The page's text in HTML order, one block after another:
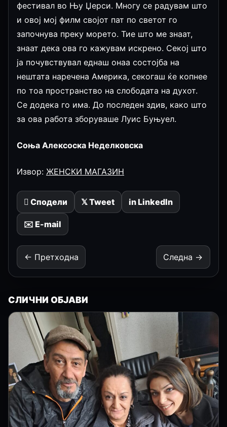
фестивал во Њу Џерси. Многу се радувам што
и овој мој филм својот пат по светот го
започнува преку морето. Тие што ме знаат,
знаат дека ова го кажувам искрено. Секој што
ја почувствувал еднаш онаа состојба на
нештата наречена Америка, секогаш ќе копнее
по тоа пространство на слободата на духот.
Се додека го има. До последен здив, како што
за ова работа зборуваше Луис Буњуел.
Соња Алексоска Неделковска
Извор: ЖЕНСКИ МАГАЗИН
 Сподели 𝕏 Tweet in LinkedIn
✉️ E-mail
← Претходна Следна →
СЛИЧНИ ОБЈАВИ